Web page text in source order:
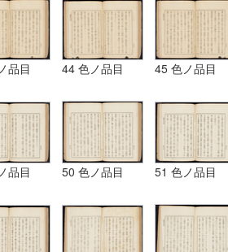
品目 44 色ノ品目 45 色ノ品目
品目 50 色ノ品目 51 色ノ品目